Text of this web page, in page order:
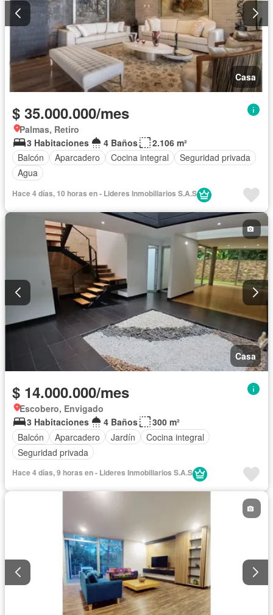
Casa
$ 35.000.000/mes
Palmas, Retiro
3 Habitaciones
4 Baños
2.106 m²
Balcón
Aparcadero Cocina integral
Seguridad privada
Agua
Hace 4 días, 10 horas en - Lideres Inmobiliarios S.A.S
Casa
$ 14.000.000/mes
Escobero, Envigado
3 Habitaciones
4 Baños
300 m²
Balcón
Aparcadero Jardín
Cocina integral
Seguridad privada
Hace 4 días, 9 horas en - Lideres Inmobiliarios S.A.S